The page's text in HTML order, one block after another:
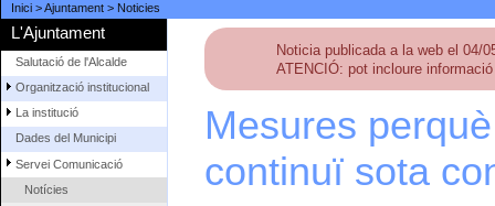
Inici>Ajuntament> Noticies
L'Ajuntament
Salutació de l'Alcalde
Organització institucional
La institució
Dades del Municipi
Servei Comunicació
Notícies
Noticia publicada a la web el 04/
ATENCIÓ: pot incloure
Mesures
continuï sota